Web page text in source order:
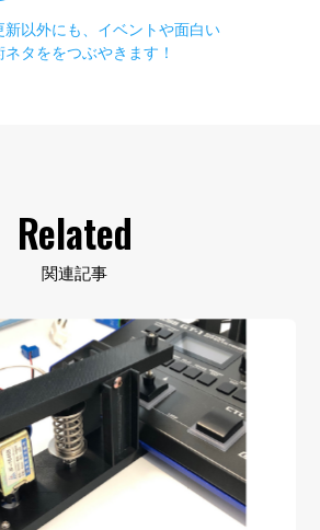
新以外にも、イベントや面白い
ネタををつぶやきます！
Related
関連記事